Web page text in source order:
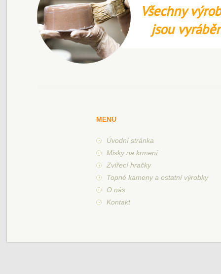
Všechny
jsou
MENU
Úvodní stránka
Misky na krmení
Zvířecí hračky
Topné kameny a ostatní výrobky
O nás
Kontakt